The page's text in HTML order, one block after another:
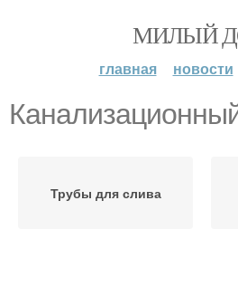
МИЛЫЙ
главная новости
Трубы для слива